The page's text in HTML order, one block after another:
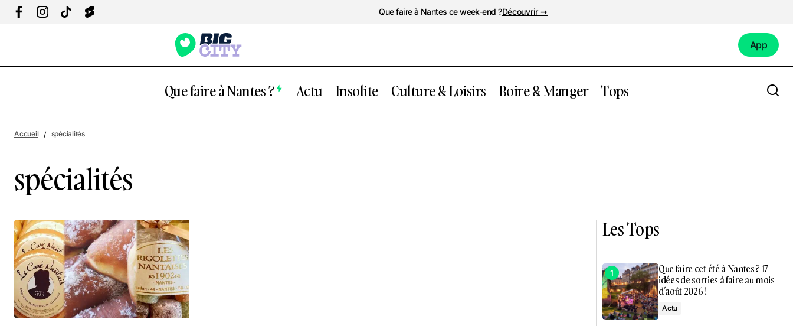
Que faire à Nantes ce week-end ?Découvrir ➞
App
Que faire à Nantes ? Actu Insolite Culture & Loisirs Boire & Manger Tops
Accueil spécialités
spécialités
Les Tops
Que faire cet été à Nantes ? 17
idées de sorties à faire au mois
d’août 2026 !
Actu